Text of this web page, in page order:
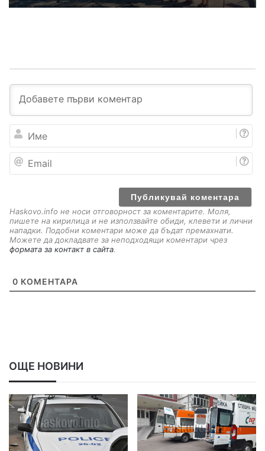
е
a
Haskovo.info не носи отговорност за коментарите. Моля,
пишете на кирилица и не използвайте обиди, клевети и лични
нападки. Подобни коментари може да бъдат премахнати.
Можете да докладвате за неподходящи коментари чрез
формата за контакт в сайта.
0 КОМЕНТАРА
ОЩЕ НОВИНИ